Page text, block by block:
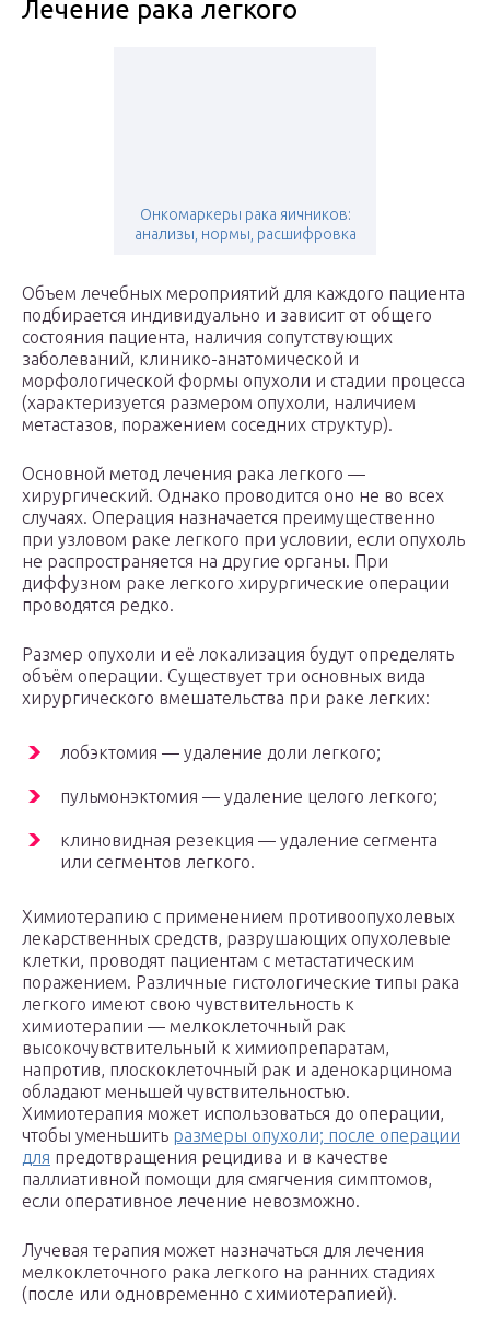
Лечение рака легкого
Онкомаркеры рака яичников:
анализы, нормы, расшифровка
Объем лечебных мероприятий для каждого пациента
подбирается индивидуально и зависит от общего
состояния пациента, наличия сопутствующих
заболеваний, клинико-анатомической и
морфологической формы опухоли и стадии процесса
(характеризуется размером опухоли, наличием
метастазов, поражением соседних структур).
Основной метод лечения рака легкого —
хирургический. Однако проводится оно не во всех
случаях. Операция назначается преимущественно
при узловом раке легкого при условии, если опухоль
не распространяется на другие органы. При
диффузном раке легкого хирургические операции
проводятся редко.
Размер опухоли и её локализация будут определять
объём операции. Существует три основных вида
хирургического вмешательства при раке легких:
лобэктомия — удаление доли легкого;
пульмонэктомия — удаление целого легкого;
клиновидная резекция — удаление сегмента
или сегментов легкого.
Химиотерапию с применением противоопухолевых
лекарственных средств, разрушающих опухолевые
клетки, проводят пациентам с метастатическим
поражением. Различные гистологические типы рака
легкого имеют свою чувствительность к
химиотерапии — мелкоклеточный рак
высокочувствительный к химиопрепаратам,
напротив, плоскоклеточный рак и аденокарцинома
обладают меньшей чувствительностью.
Химиотерапия может использоваться до операции,
чтобы уменьшить размеры опухоли; после операции
для предотвращения рецидива и в качестве
паллиативной помощи для смягчения симптомов,
если оперативное лечение невозможно.
Лучевая терапия может назначаться для лечения
мелкоклеточного рака легкого на ранних стадиях
(после или одновременно с химиотерапией).